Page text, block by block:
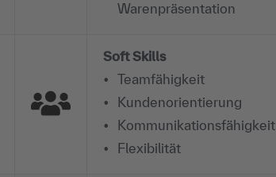
Warenpräsentation
Soft Skills
Teamfähigkeit
Kundenorientierung
Kommunikationsfähigkeit
Flexibilität